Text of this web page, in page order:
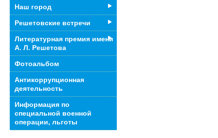
Наш город
Решетовские встречи
Литературная премия имени
А. Л. Решетова
Фотоальбом
Антикоррупционная
деятельность
Информация по
специальной военной
операции, льготы